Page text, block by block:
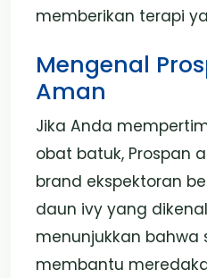
memberikan terapi
Mengenal
Aman
Jika Anda
obat batuk, Prospan
brand ekspektoran
daun ivy yang
menunjukkan bahwa
membantu